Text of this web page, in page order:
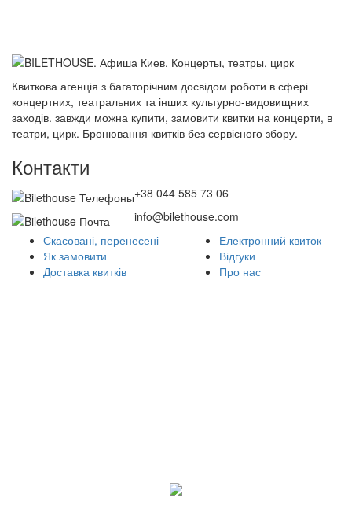
Квиткова агенція з багаторічним досвідом роботи в сфері
концертних, театральних та інших культурно-видовищних
заходів. завжди можна купити, замовити квитки на концерти, в
театри, цирк. Бронювання квитків без сервісного збору.
Контакти
+38 044 585 73 06
info@bilethouse.com
Скасовані, перенесені
Як замовити
Доставка квитків
Електронний квиток
Відгуки
Про нас